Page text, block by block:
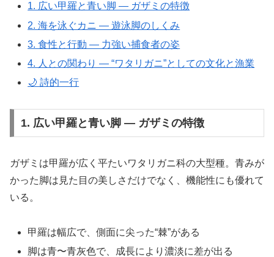
1. 広い甲羅と青い脚 ― ガザミの特徴
2. 海を泳ぐカニ ― 遊泳脚のしくみ
3. 食性と行動 ― 力強い捕食者の姿
4. 人との関わり ― “ワタリガニ”としての文化と漁業
🌙 詩的一行
1. 広い甲羅と青い脚 ― ガザミの特徴
ガザミは甲羅が広く平たいワタリガニ科の大型種。青みが
かった脚は見た目の美しさだけでなく、機能性にも優れて
いる。
甲羅は幅広で、側面に尖った“棘”がある
脚は青〜青灰色で、成長により濃淡に差が出る